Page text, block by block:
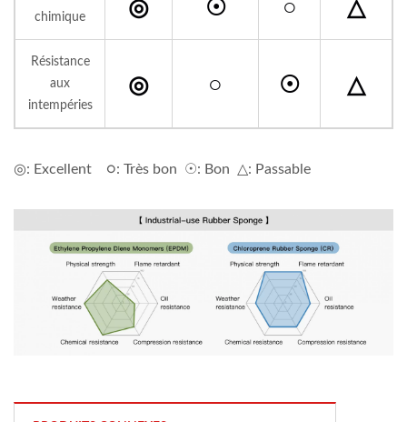
chimique
Résistance
aux
intempéries
◎ ○ ☉ △
◎: Excellent ○: Très bon ☉: Bon △: Passable